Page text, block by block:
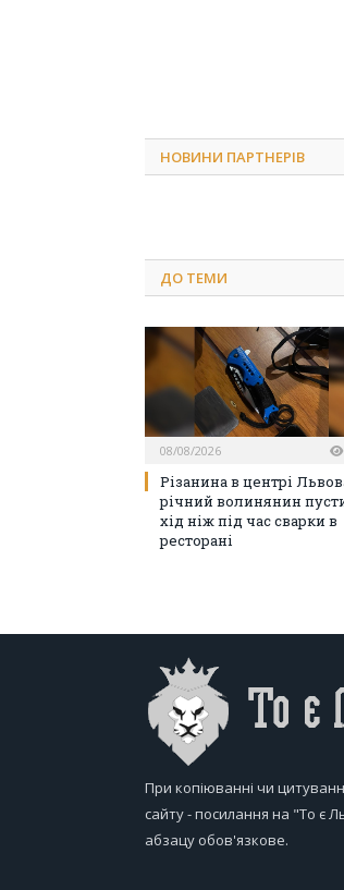
НОВИНИ ПАРТНЕРІВ
ДО ТЕМИ
08/08/2026
Різанина в центрі
річний волинянин
хід ніж під час сварки в
ресторані
При копіюванні чи
сайту - посилання на "То є
абзацу обов'язкове.